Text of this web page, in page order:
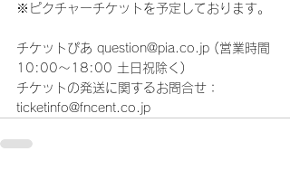
※ピクチャーチケットを予定しております。
チケットぴあ question@pia.co.jp (営業時間
10:00～18:00 土日祝除く)
チケットの発送に関するお問合せ：
ticketinfo@fncent.co.jp